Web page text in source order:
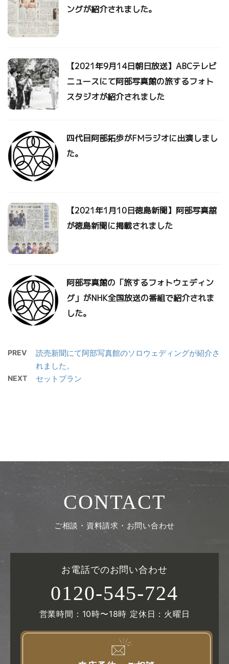
ングが紹介されました。
【2021年9月14日朝日放送】ABCテレビ
ニュースにて阿部写真館の旅するフォト
スタジオが紹介されました
四代目阿部拓歩がFMラジオに出演しまし
た。
【2021年1月10日徳島新聞】阿部写真舘
が徳島新聞に掲載されました
阿部写真館の「旅するフォトウェディン
グ」がNHK全国放送の番組で紹介されま
した。
PREV
読売新聞にて阿部写真館のソロウェディングが紹介さ
れました。
NEXT セットプラン
CONTACT
ご相談・資料請求・お問い合わせ
お電話でのお問い合わせ
0120-545-724
営業時間：10時〜18時 定休日：火曜日